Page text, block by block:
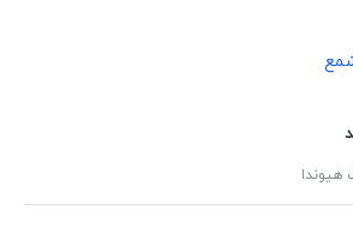
هیوندا